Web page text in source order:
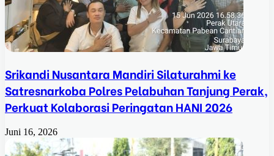
Srikandi Nusantara Mandiri Silaturahmi ke
Satresnarkoba Polres Pelabuhan Tanjung Perak,
Perkuat Kolaborasi Peringatan HANI 2026
Juni 16, 2026